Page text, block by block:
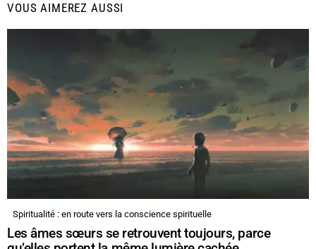
VOUS AIMEREZ AUSSI
Spiritualité : en route vers la conscience spirituelle
Les âmes sœurs se retrouvent toujours, parce